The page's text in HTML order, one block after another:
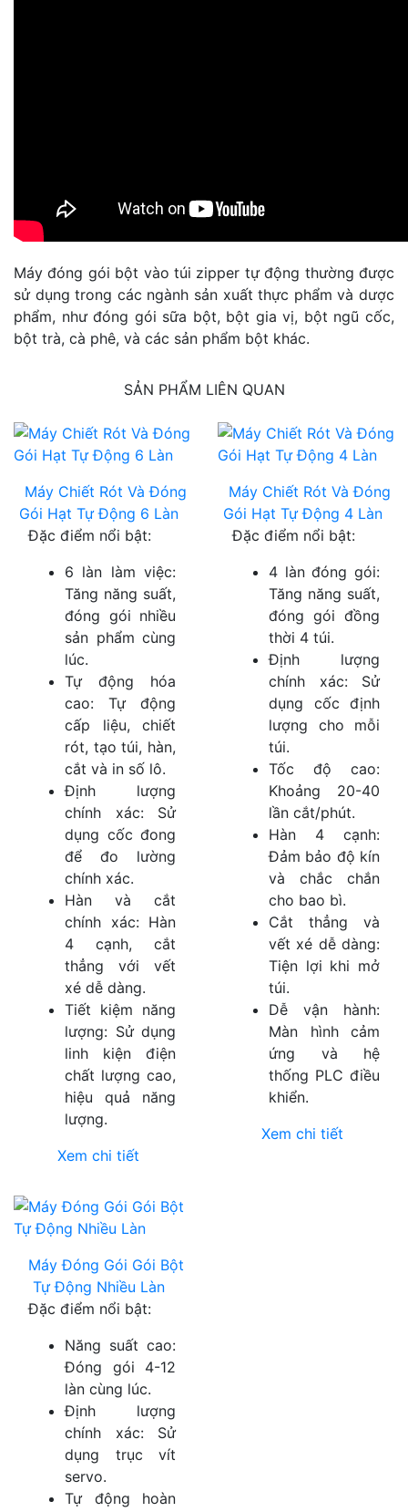
Máy đóng gói bột vào túi zipper tự động thường được
sử dụng trong các ngành sản xuất thực phẩm và dược
phẩm, như đóng gói sữa bột, bột gia vị, bột ngũ cốc,
bột trà, cà phê, và các sản phẩm bột khác.
SẢN PHẨM LIÊN QUAN
Máy Chiết Rót Và Đóng
Gói Hạt Tự Động 6 Làn
Đặc điểm nổi bật:
6 làn làm việc:
Tăng năng suất,
đóng gói nhiều
sản phẩm cùng
lúc.
Tự động hóa
cao: Tự động
cấp liệu, chiết
rót, tạo túi, hàn,
cắt và in số lô.
Định lượng
chính xác: Sử
dụng cốc đong
để đo lường
chính xác.
Hàn và cắt
chính xác: Hàn
4 cạnh, cắt
thẳng với vết
xé dễ dàng.
Tiết kiệm năng
lượng: Sử dụng
linh kiện điện
chất lượng cao,
hiệu quả năng
lượng.
Xem chi tiết
Máy Chiết Rót Và Đóng
Gói Hạt Tự Động 4 Làn
Đặc điểm nổi bật:
4 làn đóng gói:
Tăng năng suất,
đóng gói đồng
thời 4 túi.
Định lượng
chính xác: Sử
dụng cốc định
lượng cho mỗi
túi.
Tốc độ cao:
Khoảng 20-40
lần cắt/phút.
Hàn 4 cạnh:
Đảm bảo độ kín
và chắc chắn
cho bao bì.
Cắt thẳng và
vết xé dễ dàng:
Tiện lợi khi mở
túi.
Dễ vận hành:
Màn hình cảm
ứng và hệ
thống PLC điều
khiển.
Xem chi tiết
Máy Đóng Gói Gói Bột
Tự Động Nhiều Làn
Đặc điểm nổi bật:
Năng suất cao:
Đóng gói 4-12
làn cùng lúc.
Định lượng
chính xác: Sử
dụng trục vít
servo.
Tự động hoàn